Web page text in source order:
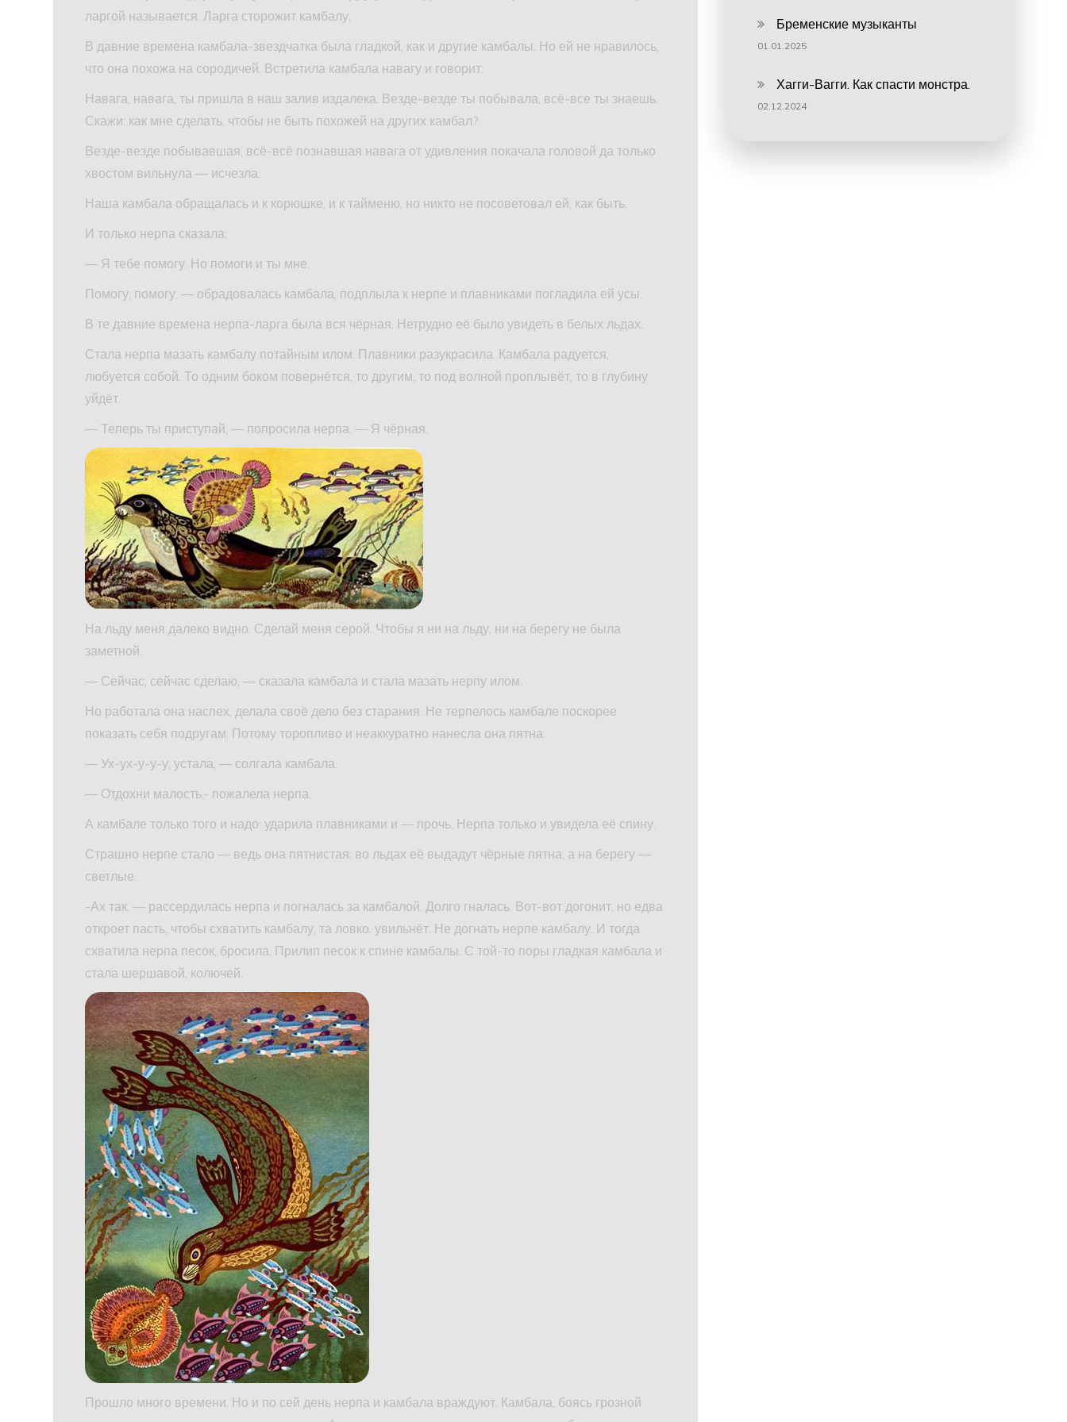
ларгой называется. Ларга сторожит камбалу.
В давние времена камбала-звездчатка была гладкой, как и другие камбалы. Но ей не нравилось,
что она похожа на сородичей. Встретила камбала навагу и говорит:
Навага, навага, ты пришла в наш залив издалека. Везде-везде ты побывала, всё-все ты знаешь.
Скажи: как мне сделать, чтобы не быть похожей на других камбал?
Везде-везде побывавшая, всё-всё познавшая навага от удивления покачала головой да только
хвостом вильнула — исчезла.
Наша камбала обращалась и к корюшке, и к тайменю, но никто не посоветовал ей, как быть.
И только нерпа сказала:
— Я тебе помогу. Но помоги и ты мне.
Помогу, помогу, — обрадовалась камбала, подплыла к нерпе и плавниками погладила ей усы.
В те давние времена нерпа-ларга была вся чёрная. Нетрудно её было увидеть в белых льдах.
Стала нерпа мазать камбалу потайным илом. Плавники разукрасила. Камбала радуется,
любуется собой. То одним боком повернётся, то другим, то под волной проплывёт, то в глубину
уйдёт.
— Теперь ты приступай, — попросила нерпа. — Я чёрная.
На льду меня далеко видно. Сделай меня серой. Чтобы я ни на льду, ни на берегу не была
заметной.
— Сейчас, сейчас сделаю, — сказала камбала и стала мазать нерпу илом.
Но работала она наспех, делала своё дело без старания. Не терпелось камбале поскорее
показать себя подругам. Потому торопливо и неаккуратно нанесла она пятна.
— Ух-ух-у-у-у, устала, — солгала камбала.
— Отдохни малость,- пожалела нерпа.
А камбале только того и надо: ударила плавниками и — прочь. Нерпа только и увидела её спину.
Страшно нерпе стало — ведь она пятнистая: во льдах её выдадут чёрные пятна, а на берегу —
светлые.
-Ах так, — рассердилась нерпа и погналась за камбалой. Долго гналась. Вот-вот догонит, но едва
откроет пасть, чтобы схватить камбалу, та ловко. увильнёт. Не догнать нерпе камбалу. И тогда
схватила нерпа песок, бросила. Прилип песок к спине камбалы. С той-то поры гладкая камбала и
стала шершавой, колючей.
Прошло много времени. Но и по сей день нерпа и камбала враждуют. Камбала, боясь грозной
Бременские музыканты
01.01.2025
Хагги-Вагги. Как спасти монстра.
02.12.2024